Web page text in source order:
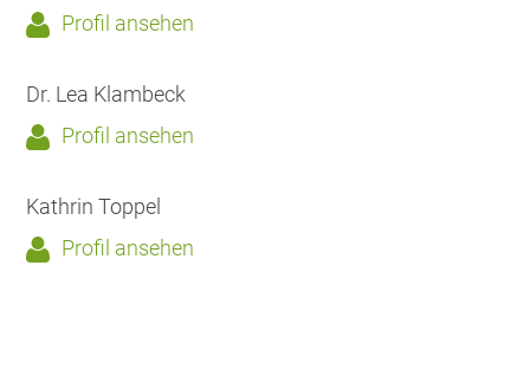
Profil ansehen
Dr. Lea Klambeck
Profil ansehen
Kathrin Toppel
Profil ansehen